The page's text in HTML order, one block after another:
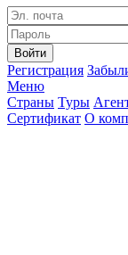
Войти
Регистрация
Меню
Страны Туры
Сертификат О